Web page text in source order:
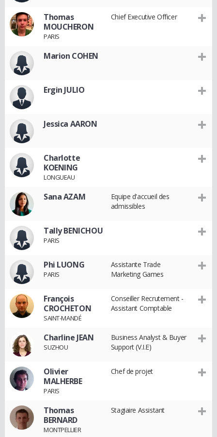
Thomas
MOUCHERON
PARIS
Chief Executive Officer
Marion COHEN
Ergin JULIO
Jessica AARON
Charlotte
KOENING
LONGUEAU
Sana AZAM
Equipe d'accueil des
admissibles
Tally BENICHOU
PARIS
Phi LUONG
PARIS
Assistante Trade
Marketing Games
François
CROCHETON
SAINT-MANDÉ
Conseiller Recrutement -
Assistant Comptable
Charline JEAN
SUZHOU
Business Analyst & Buyer
Support (V.I.E)
Olivier
MALHERBE
PARIS
Chef de projet
Thomas
BERNARD
MONTPELLIER
Stagiaire Assistant